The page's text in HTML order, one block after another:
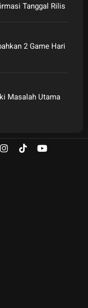
Tanggal Rilis
2 Game Hari
Masalah Utama